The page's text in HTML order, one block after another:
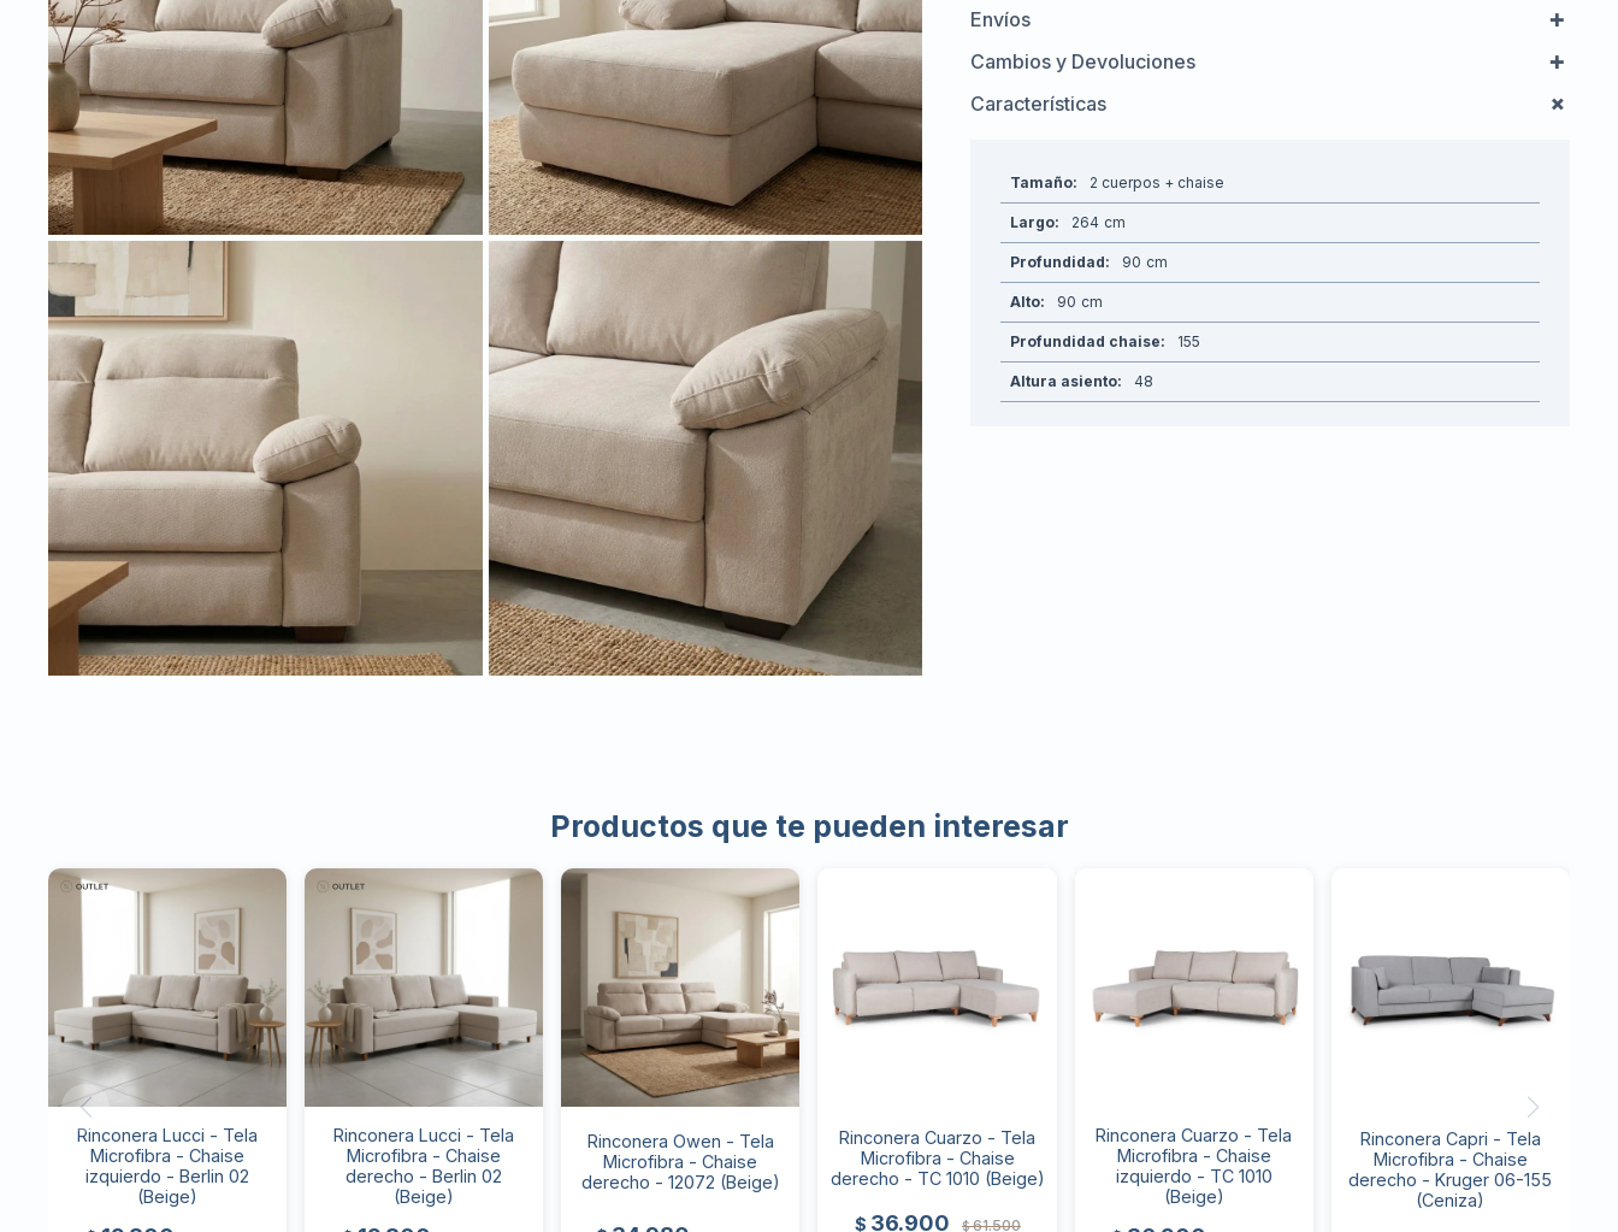
Envíos
Cambios y Devoluciones
Características
Tamaño 2 cuerpos + chaise
Largo 264
Profundidad 90
Alto 90
Profundidad chaise 155
Altura asiento 48
Productos que te pueden interesar
Rinconera Lucci - Tela
Microfibra - Chaise
izquierdo - Berlin 02
(Beige)
Rinconera Lucci - Tela
Microfibra - Chaise
derecho - Berlin 02
(Beige)
Rinconera Owen - Tela
Microfibra - Chaise
derecho - 12072 (Beige)
Rinconera Cuarzo - Tela
Microfibra - Chaise
derecho - TC 1010 (Beige)
$ 36.900 $ 61.500
Rinconera Cuarzo - Tela
Microfibra - Chaise
izquierdo - TC 1010
(Beige)
Rinconera Capri - Tela
Microfibra - Chaise
derecho - Kruger 06-155
(Ceniza)